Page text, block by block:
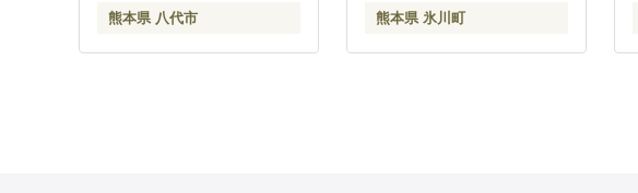
熊本県 八代市 熊本県 氷川町